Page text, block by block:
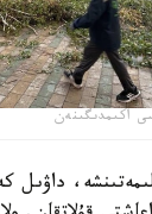
اكىمدىگىنەن
داۋىل